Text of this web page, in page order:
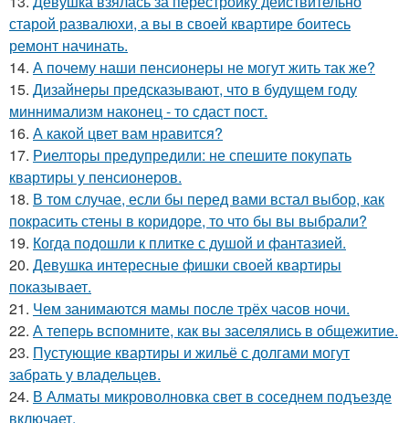
старой развалюхи, а вы в своей квартире боитесь
ремонт начинать.
14. А почему наши пенсионеры не могут жить так же?
15. Дизайнеры предсказывают, что в будущем году
миннимализм наконец - то сдаст пост.
16. А какой цвет вам нравится?
17. Риелторы предупредили: не спешите покупать
квартиры у пенсионеров.
18. В том случае, если бы перед вами встал выбор, как
покрасить стены в коридоре, то что бы вы выбрали?
19. Когда подошли к плитке с душой и фантазией.
20. Девушка интересные фишки своей квартиры
показывает.
21. Чем занимаются мамы после трёх часов ночи.
22. А теперь вспомните, как вы заселялись в общежитие.
23. Пустующие квартиры и жильё с долгами могут
забрать у владельцев.
24. В Алматы микроволновка свет в соседнем подъезде
включает.